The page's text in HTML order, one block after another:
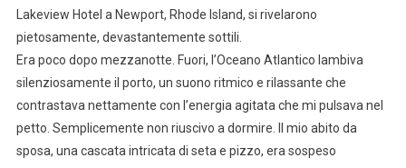
Lakeview Hotel a Newport, Rhode Island, si rivelarono
pietosamente, devastantemente sottili.
Era poco dopo mezzanotte. Fuori, l’Oceano Atlantico lambiva
silenziosamente il porto, un suono ritmico e rilassante che
contrastava nettamente con l’energia agitata che mi pulsava nel
petto. Semplicemente non riuscivo a dormire. Il mio abito da
sposa, una cascata intricata di seta e pizzo, era sospeso